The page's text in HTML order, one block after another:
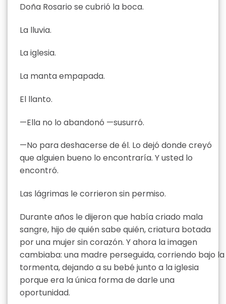
Doña Rosario se cubrió la boca.
La lluvia.
La iglesia.
La manta empapada.
El llanto.
—Ella no lo abandonó —susurró.
—No para deshacerse de él. Lo dejó donde creyó
que alguien bueno lo encontraría. Y usted lo
encontró.
Las lágrimas le corrieron sin permiso.
Durante años le dijeron que había criado mala
sangre, hijo de quién sabe quién, criatura botada
por una mujer sin corazón. Y ahora la imagen
cambiaba: una madre perseguida, corriendo bajo la
tormenta, dejando a su bebé junto a la iglesia
porque era la única forma de darle una
oportunidad.